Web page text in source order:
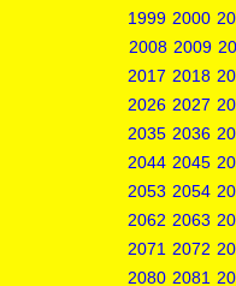
1999 2000
2008 2009
2017 2018
2026 2027
2035 2036
2044 2045
2053 2054
2062 2063
2071 2072
2080 2081